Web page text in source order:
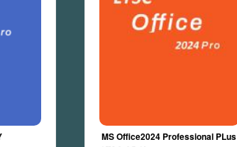
MS Office2024 Professional PLus